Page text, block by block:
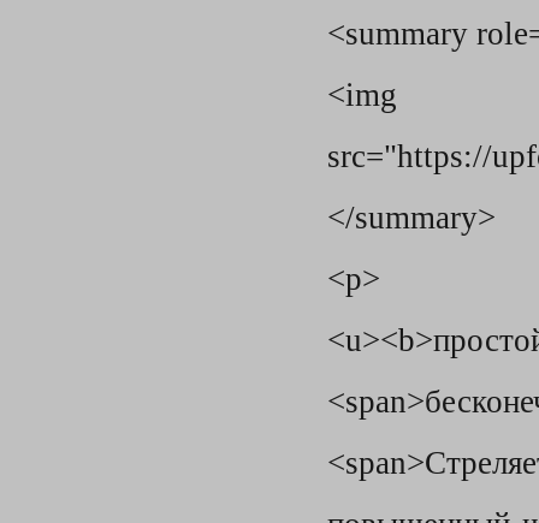
<summary
<img
src="https://
</summary>
<p>